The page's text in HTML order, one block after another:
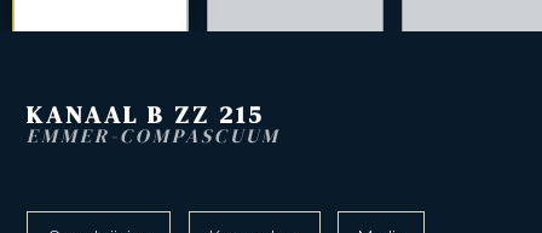
KANAAL B ZZ 215
EMMER-COMPASCUUM